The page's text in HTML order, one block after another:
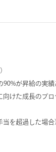
90%が昇給の実績
けた成長のプ
を超過した場合